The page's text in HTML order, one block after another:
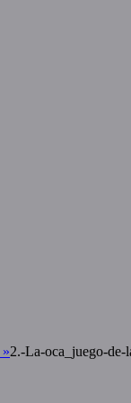
»2.-La-oca_juego-de-